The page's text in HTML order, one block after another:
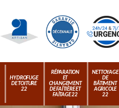
HYDROFUGE
DE TOITURE
22
RÉPARATION
ET
CHANGEMENT
DE FAÎTIÈRE ET
FAÎTAGE 22
NETTOYAGE
DE
BÂTIMENT
AGRICOLE
22